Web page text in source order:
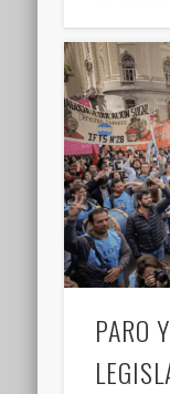
PARO